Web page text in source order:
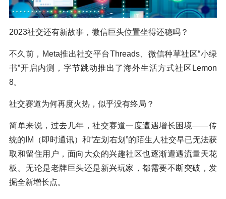
2023社交还有新故事，微信巨头位置坐得还稳吗？
不久前，Meta推出社交平台Threads、微信种草社区“小绿
书”开启内测，字节跳动推出了海外生活方式社区Lemon
8。
社交赛道为何再度火热，似乎没有终局？
简单来说，过去几年，社交赛道一度遭遇增长困境——传
统的IM（即时通讯）和“左划右划”的陌生人社交早已无法获
取和留住用户，面向大众的兴趣社区也逐渐遭遇流量天花
板。无论是老牌巨头还是新兴玩家，都需要不断突破，发
掘全新增长点。